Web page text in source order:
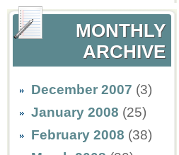
MONTHLY
ARCHIVE
December 2007 (3)
January 2008 (25)
February 2008 (38)